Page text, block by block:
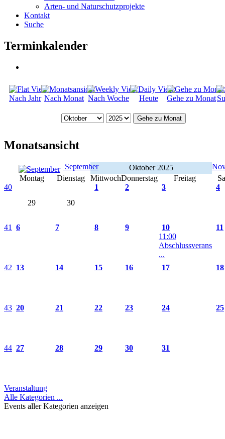
Arten- und Naturschutzprojekte
Kontakt
Suche
Terminkalender
Nach Jahr Nach Monat Nach Woche Heute Gehe zu Monat
Gehe zu Monat
Monatsansicht
September Oktober 2025
Montag
Dienstag MittwochDonnerstag Freitag
40
29
30
1 2 3 4
41 6 7 8 9
10
11:00
Abschlussverans
...
11
42 13 14 15 16 17 18
43 20 21 22 23 24 25
44 27 28 29 30 31
Veranstaltung
Alle Kategorien ...
Events aller Kategorien anzeigen